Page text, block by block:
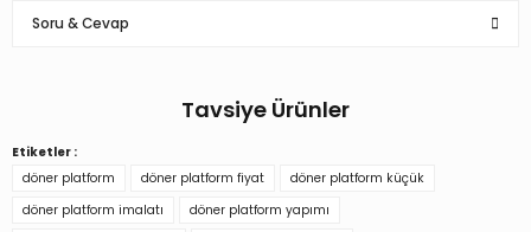
Soru & Cevap
Ürün hakkında henüz soru sorulmamış.
Soru Sor
Tavsiye Ürünler
Etiketler :
döner platform
döner platform fiyat
döner platform küçük
döner platform imalatı
döner platform yapımı